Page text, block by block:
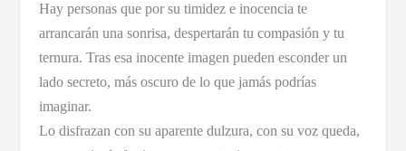
Hay personas que por su timidez e inocencia te
arrancarán una sonrisa, despertarán tu compasión y tu
ternura. Tras esa inocente imagen pueden esconder un
lado secreto, más oscuro de lo que jamás podrías
imaginar.
Lo disfrazan con su aparente dulzura, con su voz queda,